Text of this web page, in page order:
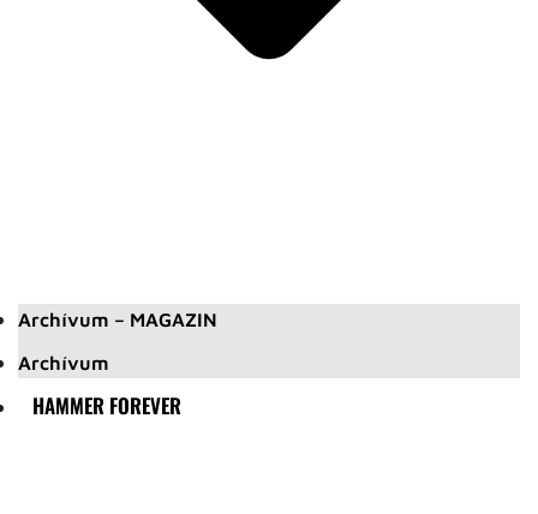
Archívum – MAGAZIN
Archívum
HAMMER FOREVER